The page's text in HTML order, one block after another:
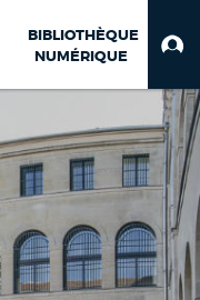
BIBLIOTHÈQUE
NUMÉRIQUE